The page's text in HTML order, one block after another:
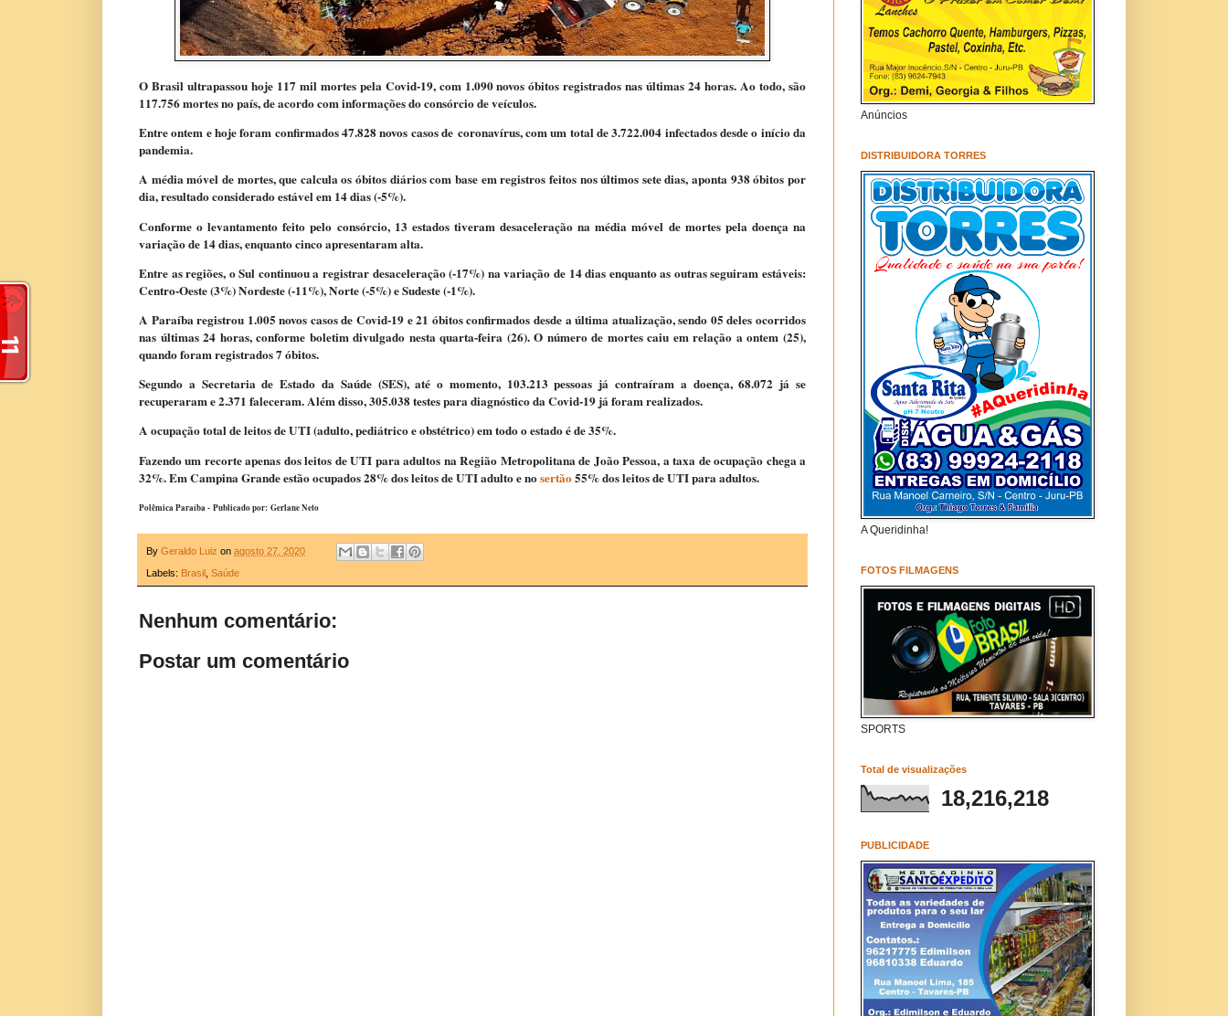
O Brasil ultrapassou hoje 117 mil mortes pela Covid-19, com 1.090 novos óbitos registrados nas últimas 24 horas. Ao todo, são
117.756 mortes no país, de acordo com informações do consórcio de veículos.
Entre ontem e hoje foram confirmados 47.828 novos casos de coronavírus, com um total de 3.722.004 infectados desde o início da
pandemia.
A média móvel de mortes, que calcula os óbitos diários com base em registros feitos nos últimos sete dias, aponta 938 óbitos por
dia, resultado considerado estável em 14 dias (-5%).
Conforme o levantamento feito pelo consórcio, 13 estados tiveram desaceleração na média móvel de mortes pela doença na
variação de 14 dias, enquanto cinco apresentaram alta.
Entre as regiões, o Sul continuou a registrar desaceleração (-17%) na variação de 14 dias enquanto as outras seguiram estáveis:
Centro-Oeste (3%) Nordeste (-11%), Norte (-5%) e Sudeste (-1%).
A Paraíba registrou 1.005 novos casos de Covid-19 e 21 óbitos confirmados desde a última atualização, sendo 05 deles ocorridos
nas últimas 24 horas, conforme boletim divulgado nesta quarta-feira (26). O número de mortes caiu em relação a ontem (25),
quando foram registrados 7 óbitos.
Segundo a Secretaria de Estado da Saúde (SES), até o momento, 103.213 pessoas já contraíram a doença, 68.072 já se
recuperaram e 2.371 faleceram. Além disso, 305.038 testes para diagnóstico da Covid-19 já foram realizados.
A ocupação total de leitos de UTI (adulto, pediátrico e obstétrico) em todo o estado é de 35%.
Fazendo um recorte apenas dos leitos de UTI para adultos na Região Metropolitana de João Pessoa, a taxa de ocupação chega a
32%. Em Campina Grande estão ocupados 28% dos leitos de UTI adulto e nosertão55% dos leitos de UTI para adultos.
Polêmica Paraíba - Publicado por: Gerlane Neto
By Geraldo Luiz on agosto 27, 2020
Labels: Brasil Saúde
Nenhum comentário:
Postar um comentário
Anúncios
DISTRIBUIDORA TORRES
A Queridinha!
FOTOS FILMAGENS
SPORTS
Total de visualizações
18,216,218
PUBLICIDADE